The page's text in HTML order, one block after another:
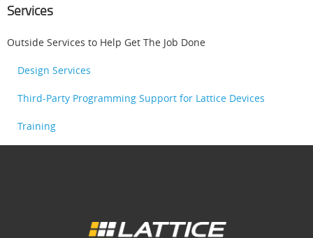
Services
Outside Services to Help Get The Job Done
Design Services
Third-Party Programming Support for Lattice Devices
Training